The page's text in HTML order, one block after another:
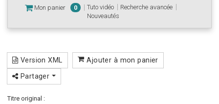
Mon panier 0 Tuto vidéo
Recherche avancée
Nouveautés
Version XML Ajouter à mon panier
Partager
Titre original :